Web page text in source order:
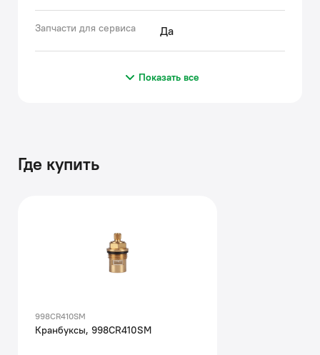
Запчасти для сервиса Да
Показать все
Где купить
998CR410SM
Кранбуксы, 998CR410SM